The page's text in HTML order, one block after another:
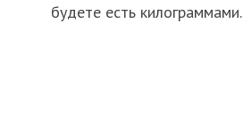
будете есть килограммами.